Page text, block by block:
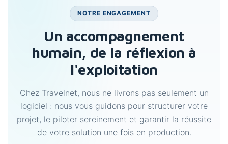
NOTRE ENGAGEMENT
Un accompagnement
humain, de la réflexion à
l'exploitation
Chez Travelnet, nous ne livrons pas seulement un
logiciel : nous vous guidons pour structurer votre
projet, le piloter sereinement et garantir la réussite
de votre solution une fois en production.